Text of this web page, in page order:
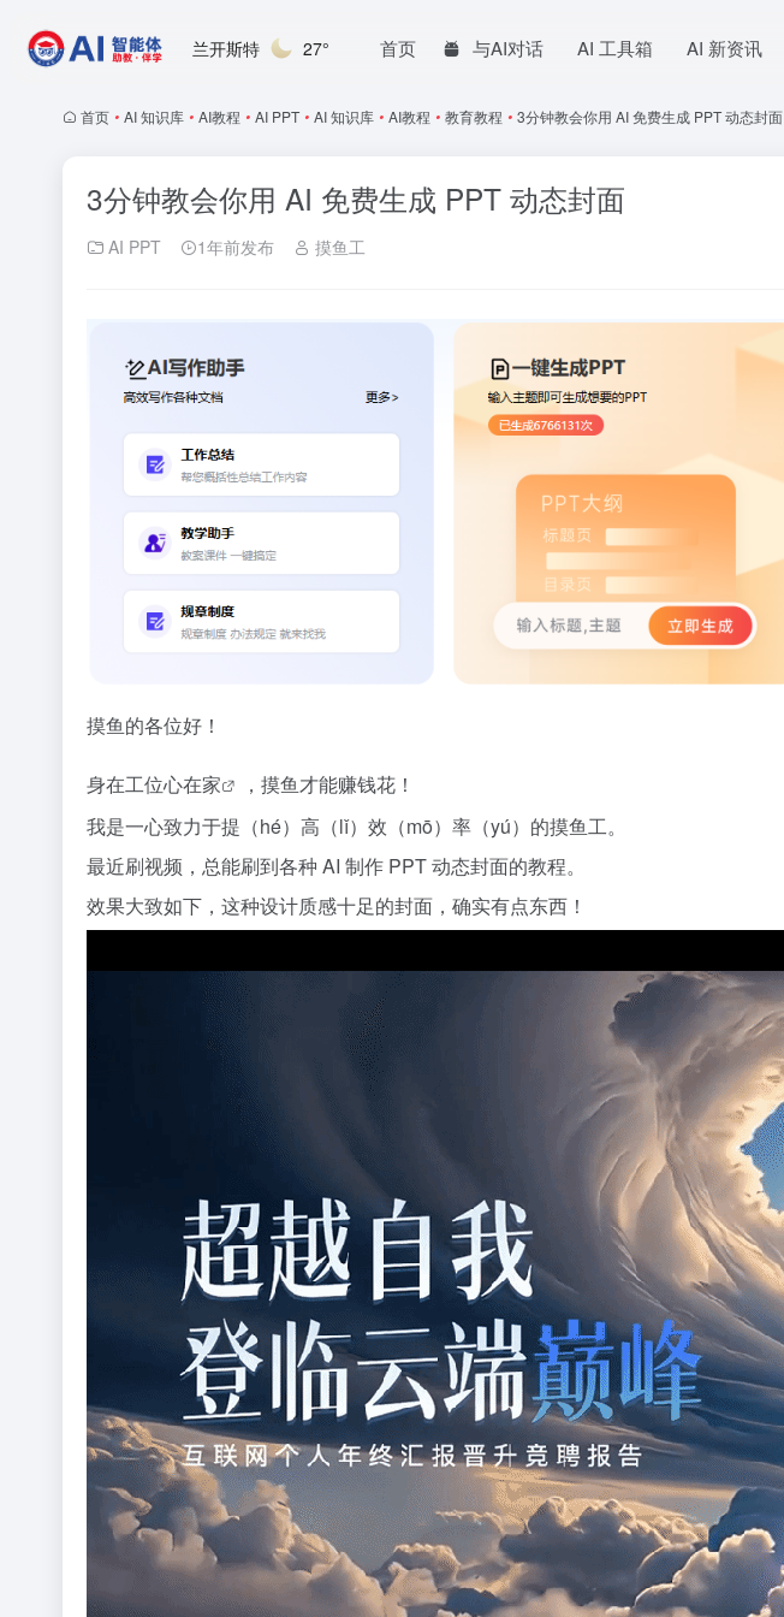
兰开斯特 27° 首页 与AI对话 AI 工具箱 AI 新资讯
首页 • AI 知识库 • AI教程 • AI PPT • AI 知识库 • AI教程 • 教育教程 • 3分钟教会你用 AI 免费生成 PPT 动态封面
3分钟教会你用 AI 免费生成 PPT 动态封面
AI PPT 1年前发布 摸鱼工
摸鱼的各位好！
身在工位心在家
，摸鱼才能赚钱花！
我是一心致力于提（hé）高（lǐ）效（mō）率（yú）的摸鱼工。
最近刷视频，总能刷到各种 AI 制作 PPT 动态封面的教程。
效果大致如下，这种设计质感十足的封面，确实有点东西！